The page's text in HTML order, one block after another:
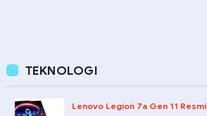
TEKNOLOGI
Lenovo Legion 7a Gen 11 Resmi